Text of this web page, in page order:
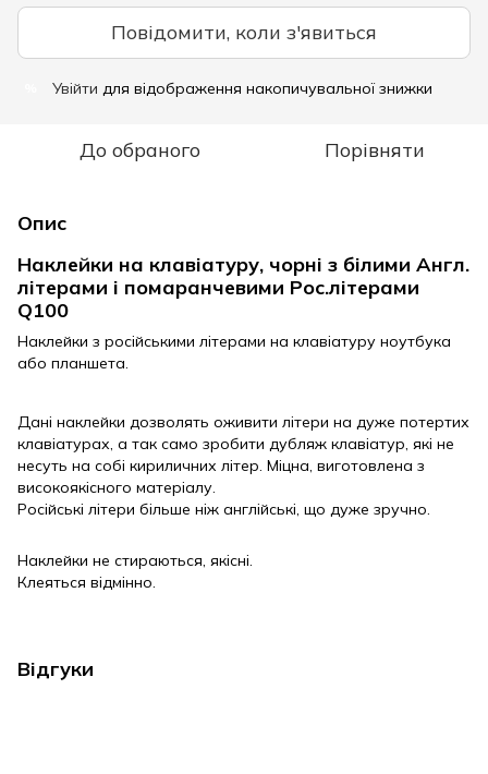
Повідомити, коли з'явиться
Увійти для відображення накопичувальної знижки
До обраного Порівняти
Опис
Наклейки на клавіатуру, чорні з білими Англ.
літерами і помаранчевими Рос.літерами
Q100
Наклейки з російськими літерами на клавіатуру ноутбука
або планшета.
Дані наклейки дозволять оживити літери на дуже потертих
клавіатурах, а так само зробити дубляж клавіатур, які не
несуть на собі кириличних літер. Міцна, виготовлена з
високоякісного матеріалу.
Російські літери більше ніж англійські, що дуже зручно.
Наклейки не стираються, якісні.
Клеяться відмінно.
Відгуки